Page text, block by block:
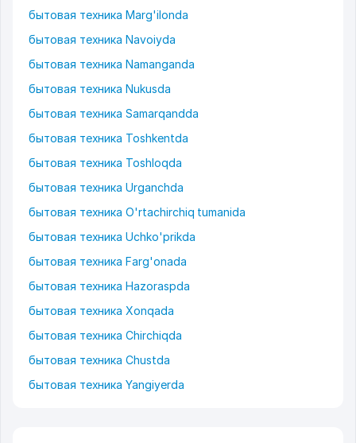
бытовая техника Marg'ilonda
бытовая техника Navoiyda
бытовая техника Namanganda
бытовая техника Nukusda
бытовая техника Samarqandda
бытовая техника Toshkentda
бытовая техника Toshloqda
бытовая техника Urganchda
бытовая техника O'rtachirchiq tumanida
бытовая техника Uchko'prikda
бытовая техника Farg'onada
бытовая техника Hazoraspda
бытовая техника Xonqada
бытовая техника Chirchiqda
бытовая техника Chustda
бытовая техника Yangiyerda